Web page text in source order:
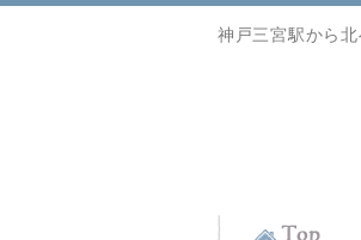
神戸三宮駅から